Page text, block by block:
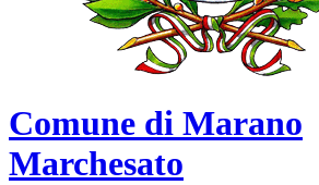
Comune di Marano
Marchesato